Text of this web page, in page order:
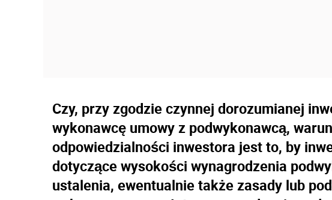
Czy, przy zgodzie czynnej dorozumianej
wykonawcę umowy z podwykonawcą,
odpowiedzialności inwestora jest to, by
dotyczące wysokości wynagrodzenia
ustalenia, ewentualnie także zasady lub